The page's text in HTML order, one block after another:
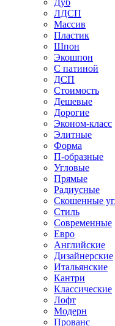
Дуб
ЛДСП
Массив
Пластик
Шпон
Экошпон
С патиной
ДСП
Стоимость
Дешевые
Дорогие
Эконом-класс
Элитные
Форма
П-образные
Угловые
Прямые
Радиусные
Скошенные
Стиль
Современные
Евро
Английские
Дизайнерские
Итальянские
Кантри
Классические
Лофт
Модерн
Прованс